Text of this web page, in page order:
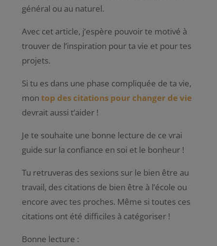
général ou au naturel.
Avec cet article, j’espère pouvoir te motivé à
trouver de l’inspiration pour ta vie et pour tes
projets.
Si tu es dans une phase compliquée de ta vie,
mon top des citations pour changer de vie
devrait aussi t’aider !
Je te souhaite une bonne lecture de ce vrai
guide sur la confiance en soi et le bonheur !
Tu retruveras des sexions sur le bien être au
travail, des citations de bien être à l’école ou
encore avec tes proches. Même si toutes ces
citations ont été difficiles à catégoriser !
Bonne lecture :